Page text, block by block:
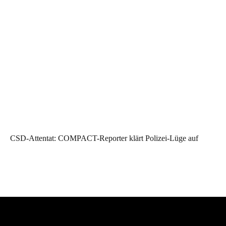
CSD-Attentat: COMPACT-Reporter klärt Polizei-Lüge auf